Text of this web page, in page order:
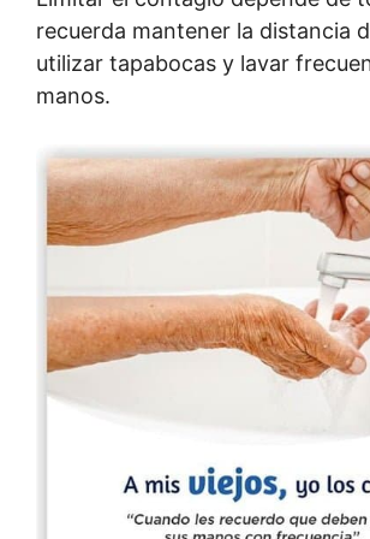
recuerda mantener la distancia
utilizar tapabocas y lavar
manos.